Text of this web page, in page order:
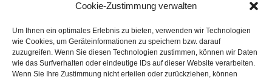
Cookie-Zustimmung verwalten
Um Ihnen ein optimales Erlebnis zu bieten, verwenden wir Technologien
wie Cookies, um Geräteinformationen zu speichern bzw. darauf
zuzugreifen. Wenn Sie diesen Technologien zustimmen, können wir Daten
wie das Surfverhalten oder eindeutige IDs auf dieser Website verarbeiten.
Wenn Sie Ihre Zustimmung nicht erteilen oder zurückziehen, können